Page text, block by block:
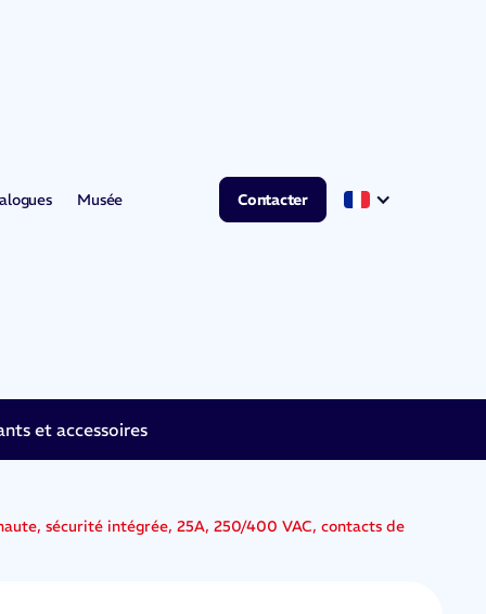
Musée Contacter
et accessoires
sécurité intégrée, 25A, 250/400 VAC, contacts de